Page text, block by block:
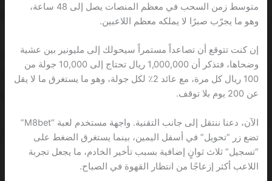
متوسط زمن السحب في معظم المنصات يصل إلى 48 ساعة،
وهو ما يجرّب صبرًا لا يملكه معظم اللاعبين.
إن كنت تتوقع أن تصاعداً مستمراً سيحولك إلى مليونير بين عشية
وضحاها، فتذكر أن 1,000,000 ريال تحتاج إلى 10,000 جولة من
100 ريال كل مرة، مع عائد 2٪ لكل جولة، وهو ما يستغرق ما لا يقل
عن 200 يوم بلا توقف.
الآن، دعنا ننتقل إلى جانب التقنية. واجهة مستخدم لعبة “M8bet”
تضع زر “تحويل” في أسفل اليمين، بينما يستغرق الضغط على
“تسجيل” ثلاث ثوانٍ إضافية بسبب تأخير الخادم، ما يجعل تجربة
اللاعب أكثر إزعاجًا من انتظار القهوة في الصباح.